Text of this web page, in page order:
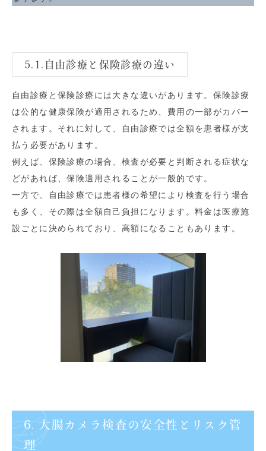
5.1.自由診療と保険診療の違い
自由診療と保険診療には大きな違いがあります。保険診療
は公的な健康保険が適用されるため、費用の一部がカバー
されます。それに対して、自由診療では全額を患者様が支
払う必要があります。
例えば、保険診療の場合、検査が必要と判断される症状な
どがあれば、保険適用されることが一般的です。
一方で、自由診療では患者様の希望により検査を行う場合
も多く、その際は全額自己負担になります。料金は医療施
設ごとに決められており、高額になることもあります。
6. 大腸カメラ検査の安全性とリスク管
理